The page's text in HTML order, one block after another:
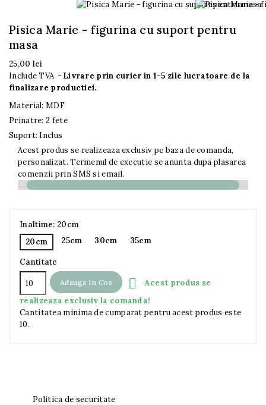
Pisica Marie - figurina cu suport pentru
masa
25,00 lei
Include TVA
Livrare prin curier in 1-5 zile lucratoare de la
finalizare productiei.
Material: MDF
Prinatre: 2 fete
Suport: Inclus
Acest produs se realizeaza exclusiv pe baza de comanda,
personalizat. Termenul de executie se anunta dupa plasarea
comenzii prin SMS si email.
Inaltime: 20cm
20cm
25cm 30cm 35cm
Cantitate
Adauga In Cos 
Acest produs se
realizeaza exclusiv la comanda!
Cantitatea minima de cumparat pentru acest produs este
10.
Politica de securitate